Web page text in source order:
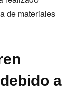
de materiales
a